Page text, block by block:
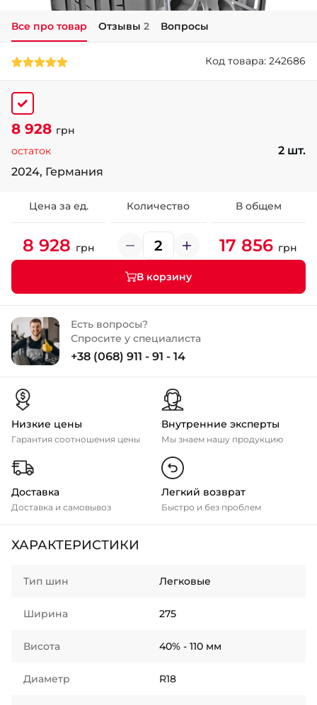
+38 (050)-911-911-2
+38 (099)-643-33-77
Все про товар Отзывы 2 Вопросы
Код товара: 242686
8 928 грн
остаток
2 шт.
2024, Германия
Цена за ед. Количество В общем
8 928 грн 17 856 грн
В корзину
Есть вопросы?
Спросите у специалиста
+38 (068) 911 - 91 - 14
Низкие цены
Гарантия соотношения цены
Внутренние эксперты
Мы знаем нашу продукцию
Доставка
Доставка и самовывоз
Легкий возврат
Быстро и без проблем
ХАРАКТЕРИСТИКИ
Тип шин Легковые
Ширина 275
Висота 40% - 110 мм
Диаметр R18